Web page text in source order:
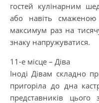
гостей кулінарним
або навіть
максимум раз на
знаку напружуватися.
11-е місце – Діва
Іноді Дівам складно
пригоріла до дна
представників